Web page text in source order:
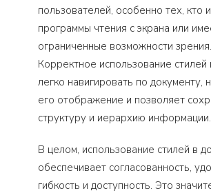
пользователей, особенно тех, кто
программы чтения с экрана или
ограниченные возможности зрения.
Корректное использование стилей
легко навигировать по документу,
его отображение и позволяет
структуру и иерархию информации.
В целом, использование стилей в
обеспечивает согласованность,
гибкость и доступность. Это